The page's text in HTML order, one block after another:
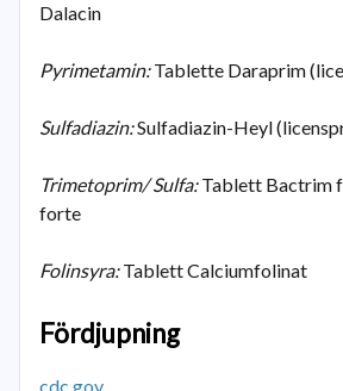
Dalacin
Pyrimetamin:Tablette Daraprim
Sulfadiazin:Sulfadiazin-Heyl
Trimetoprim/ Sulfa:Tablett Bactrim
forte
Folinsyra:Tablett Calciumfolinat
Fördjupning
cdc.gov